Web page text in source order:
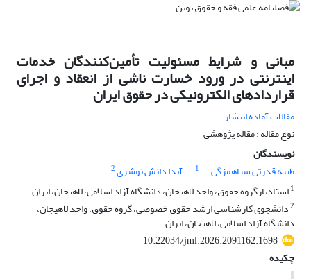
مبانی و شرایط مسئولیت تأمین‌کنندگان خدمات
اینترنتی در ورود خسارت ناشی از انعقاد و اجرای
قراردادهای الکترونیکی در حقوق ایران
مقالات آماده انتشار
نوع مقاله : مقاله پژوهشی
نویسندگان
طیبه قدرتی سیاهمزگی
1 آیدا دانش نوشری2
1استادیارگروه حقوق، واحد لاهیجان، دانشگاه آزاد اسلامی، لاهیجان، ایران
2دانشجوی کارشناسی ارشد حقوق خصوصی، گروه حقوق، واحد لاهیجان،
دانشگاه آزاد اسلامی، لاهیجان، ایران
10.22034/jml.2026.2091162.1698
چکیده